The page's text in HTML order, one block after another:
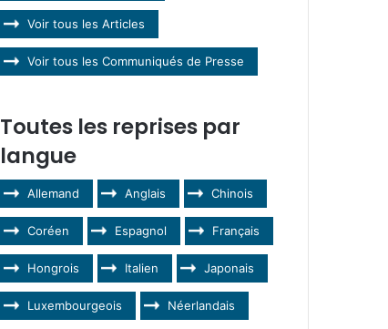
Voir tous les Articles
Voir tous les Communiqués de Presse
Toutes les reprises par
langue
Allemand Anglais Chinois
Coréen Espagnol Français
Hongrois Italien Japonais
Luxembourgeois Néerlandais